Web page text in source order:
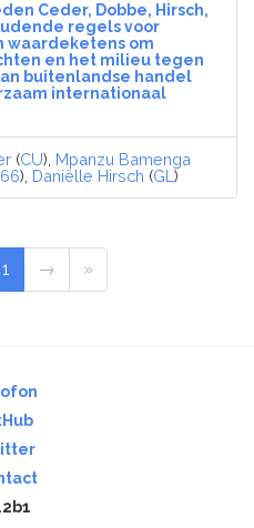
Ceder, Dobbe, Hirsch,
regels voor
waardeketens om
en het milieu tegen
buitenlandse handel
internationaal
(CU), Mpanzu Bamenga
), Daniëlle Hirsch (GL )
1 → »